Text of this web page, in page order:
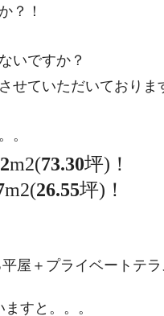
？！
いですか？
せていただいておりま
。
m2(73.30坪)！
m2(26.55坪)！
屋＋プライベートテ
すと。。。